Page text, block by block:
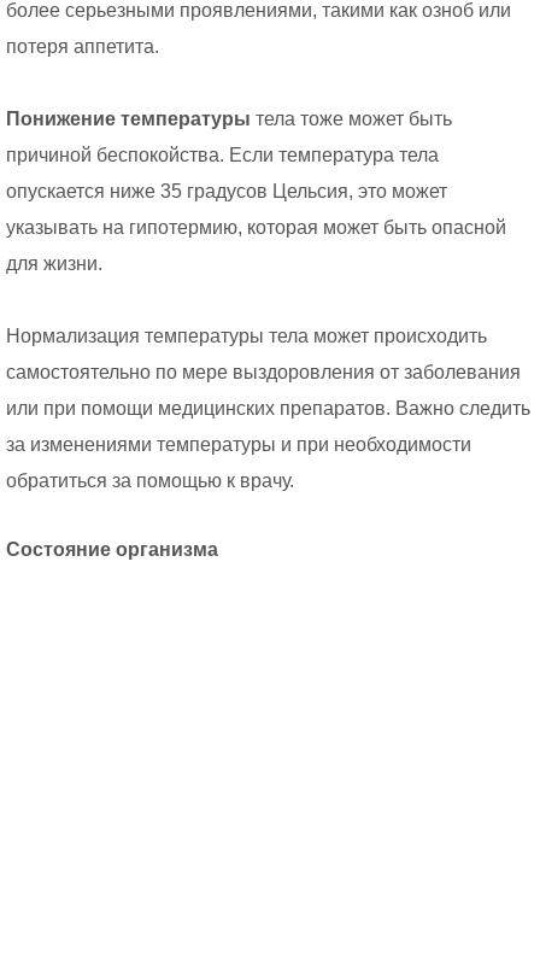
более серьезными проявлениями, такими как озноб или
потеря аппетита.
Понижение температуры тела тоже может быть
причиной беспокойства. Если температура тела
опускается ниже 35 градусов Цельсия, это может
указывать на гипотермию, которая может быть опасной
для жизни.
Нормализация температуры тела может происходить
самостоятельно по мере выздоровления от заболевания
или при помощи медицинских препаратов. Важно следить
за изменениями температуры и при необходимости
обратиться за помощью к врачу.
Состояние организма